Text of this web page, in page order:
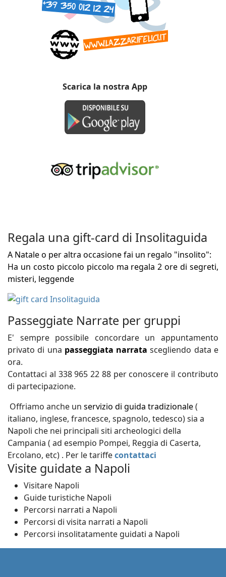
Scarica la nostra App
Regala una gift-card di Insolitaguida
A Natale o per altra occasione fai un regalo "insolito":
Ha un costo piccolo piccolo ma regala 2 ore di segreti,
misteri, leggende
Passeggiate Narrate per gruppi
E' sempre possibile concordare un appuntamento
privato di una passeggiata narrata scegliendo data e
ora.
Contattaci al 338 965 22 88 per conoscere il contributo
di partecipazione.
Offriamo anche un servizio di guida tradizionale(
italiano, inglese, francesce, spagnolo, tedesco) sia a
Napoli che nei principali siti archeologici della
Campania ( ad esempio Pompei, Reggia di Caserta,
Ercolano, etc) . Per le tariffecontattaci
Visite guidate a Napoli
Visitare Napoli
Guide turistiche Napoli
Percorsi narrati a Napoli
Percorsi di visita narrati a Napoli
Percorsi insolitatamente guidati a Napoli